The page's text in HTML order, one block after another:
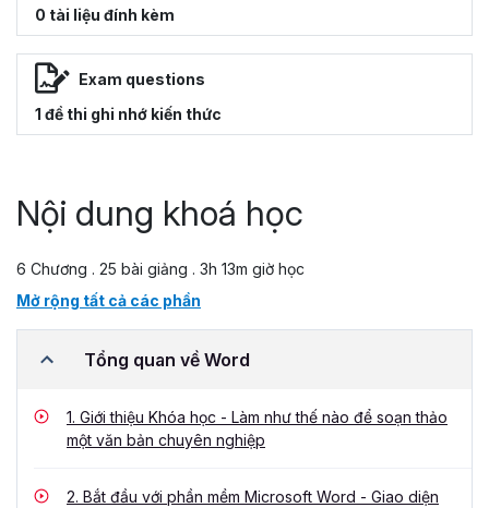
0 tài liệu đính kèm
Exam questions
1 đề thi ghi nhớ kiến thức
Nội dung khoá học
6 Chương . 25 bài giảng . 3h 13m giờ học
Mở rộng tất cả các phần
Tổng quan về Word
1. Giới thiệu Khóa học - Làm như thế nào để soạn thảo
một văn bản chuyên nghiệp
2. Bắt đầu với phần mềm Microsoft Word - Giao diện